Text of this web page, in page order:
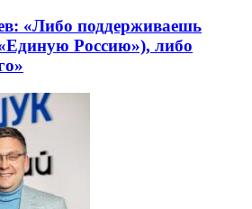
«Либо поддерживаешь
Россию»), либо